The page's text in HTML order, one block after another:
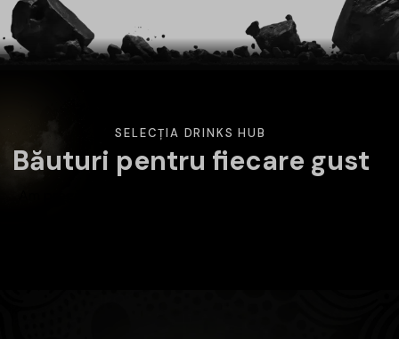
SELECȚIA DRINKS HUB
Băuturi pentru fiecare gust